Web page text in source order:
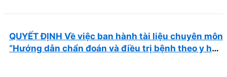
QUYẾT ĐỊNH Về việc ban hành tài liệu chuyên môn
“Hướng dẫn chẩn đoán và điều trị bệnh theo y học